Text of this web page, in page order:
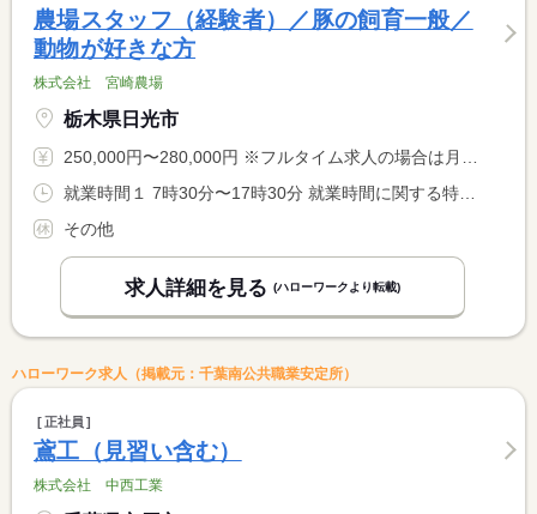
農場スタッフ（経験者）／豚の飼育一般／
動物が好きな方
株式会社 宮崎農場
栃木県日光市
250,000円〜280,000円 ※フルタイム求人の場合は月額（換算額）、パート求人の場合は時間額を表示しています。
就業時間１ 7時30分〜17時30分 就業時間に関する特記事項 １２：３０〜１４：００昼休み。その他、１０時休みあり。
その他
求人詳細を見る (ハローワークより転載)
ハローワーク求人（掲載元：千葉南公共職業安定所）
正社員
鳶工（見習い含む）
株式会社 中西工業